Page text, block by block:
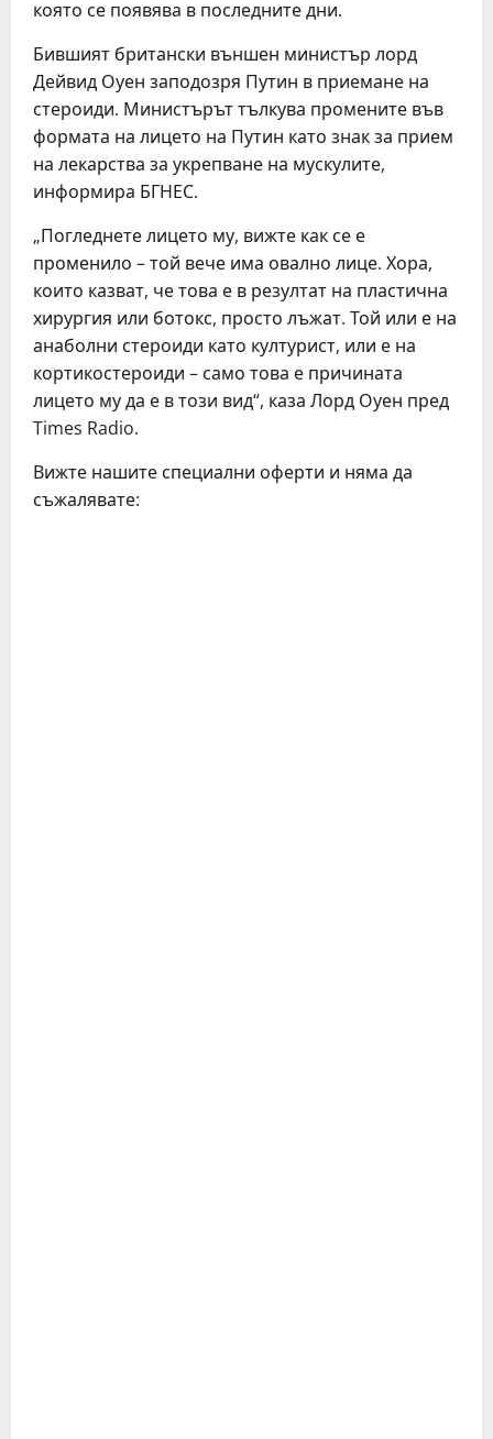
която се появява в последните дни.
Бившият британски външен министър лорд
Дейвид Оуен заподозря Путин в приемане на
стероиди. Министърът тълкува промените във
формата на лицето на Путин като знак за прием
на лекарства за укрепване на мускулите,
информира БГНЕС.
„Погледнете лицето му, вижте как се е
променило – той вече има овално лице. Хора,
които казват, че това е в резултат на пластична
хирургия или ботокс, просто лъжат. Той или е на
анаболни стероиди като културист, или е на
кортикостероиди – само това е причината
лицето му да е в този вид“, каза Лорд Оуен пред
Times Radio.
Вижте нашите специални оферти и няма да
съжалявате: